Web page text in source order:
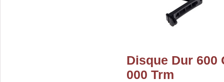
Disque Dur 600
000 Trm